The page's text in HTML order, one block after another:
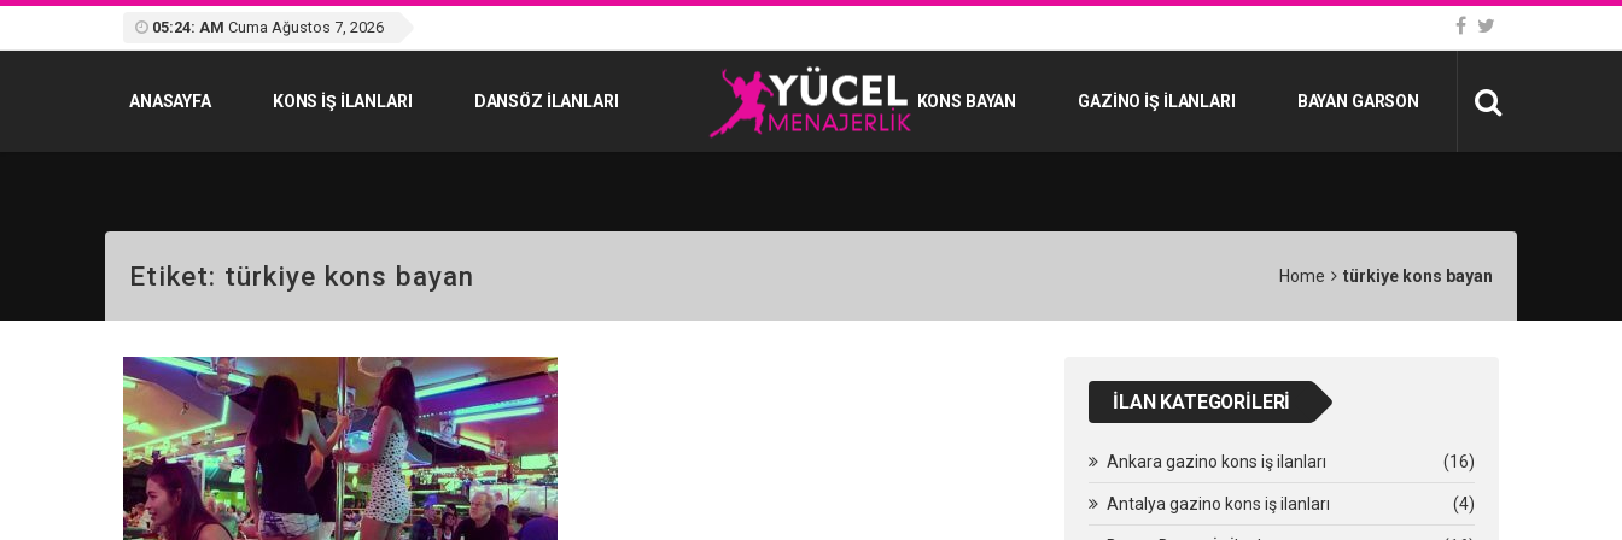
05:24: AM Cuma Ağustos 7, 2026
ANASAYFA KONS IŞ ILANLARI DANSÖZ İLANLARI KONS BAYAN GAZINO İŞ İLANLARI BAYAN GARSON
Etiket: türkiye kons bayan Home türkiye kons bayan
İLAN KATEGORILERI
Ankara gazino kons iş ilanları (16)
Antalya gazino kons iş ilanları (4)